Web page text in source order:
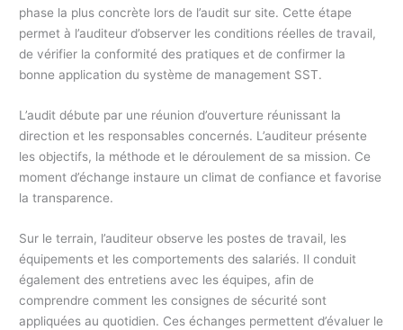
phase la plus concrète lors de l’audit sur site. Cette étape
permet à l’auditeur d’observer les conditions réelles de travail,
de vérifier la conformité des pratiques et de confirmer la
bonne application du système de management SST.
L’audit débute par une réunion d’ouverture réunissant la
direction et les responsables concernés. L’auditeur présente
les objectifs, la méthode et le déroulement de sa mission. Ce
moment d’échange instaure un climat de confiance et favorise
la transparence.
Sur le terrain, l’auditeur observe les postes de travail, les
équipements et les comportements des salariés. Il conduit
également des entretiens avec les équipes, afin de
comprendre comment les consignes de sécurité sont
appliquées au quotidien. Ces échanges permettent d’évaluer le